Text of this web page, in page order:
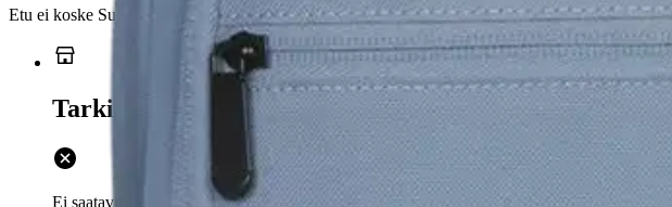
Etu ei koske Suuri‑lisäpalvelulla toimitettavia tuotteita.
Tarkista myymäläsaatavuus
Ei saatavilla